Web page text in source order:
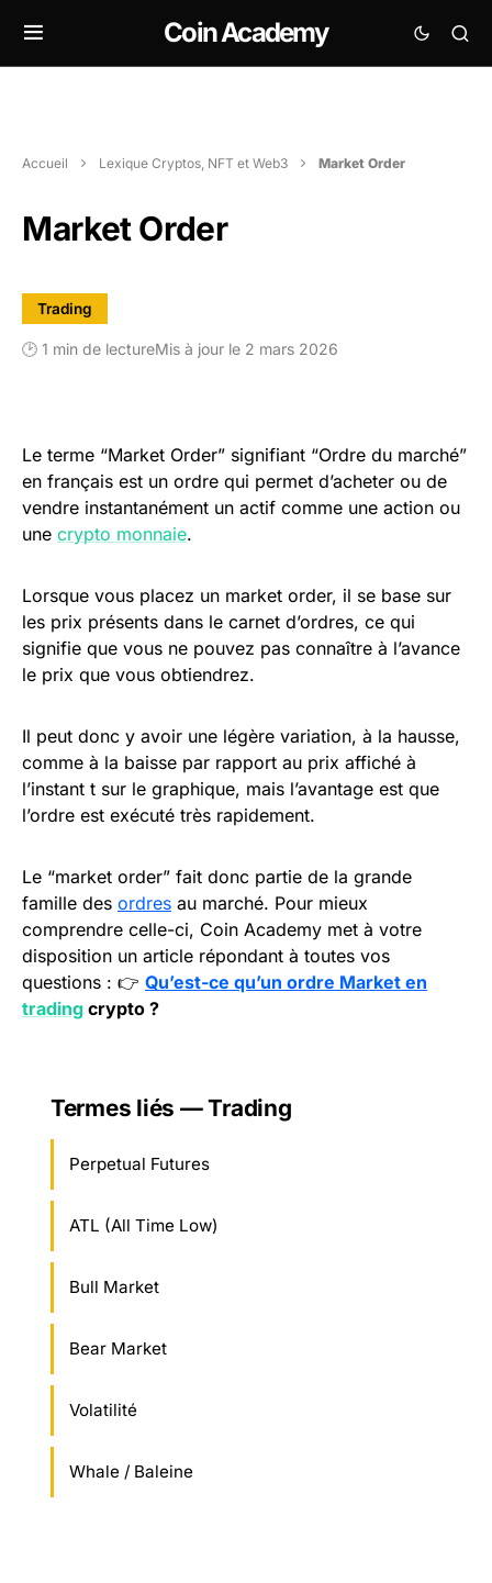
Coin Academy
Accueil Lexique Cryptos, NFT et Web3 Market Order
Market Order
Trading
🕑 1 min de lectureMis à jour le 2 mars 2026
Le terme “Market Order” signifiant “Ordre du marché”
en français est un ordre qui permet d’acheter ou de
vendre instantanément un actif comme une action ou
une crypto monnaie.
Lorsque vous placez un market order, il se base sur
les prix présents dans le carnet d’ordres, ce qui
signifie que vous ne pouvez pas connaître à l’avance
le prix que vous obtiendrez.
Il peut donc y avoir une légère variation, à la hausse,
comme à la baisse par rapport au prix affiché à
l’instant t sur le graphique, mais l’avantage est que
l’ordre est exécuté très rapidement.
Le “market order” fait donc partie de la grande
famille des ordres au marché. Pour mieux
comprendre celle-ci, Coin Academy met à votre
disposition un article répondant à toutes vos
questions : 👉 Qu’est-ce qu’un ordre Market en
trading crypto ?
Termes liés — Trading
Perpetual Futures
ATL (All Time Low)
Bull Market
Bear Market
Volatilité
Whale / Baleine